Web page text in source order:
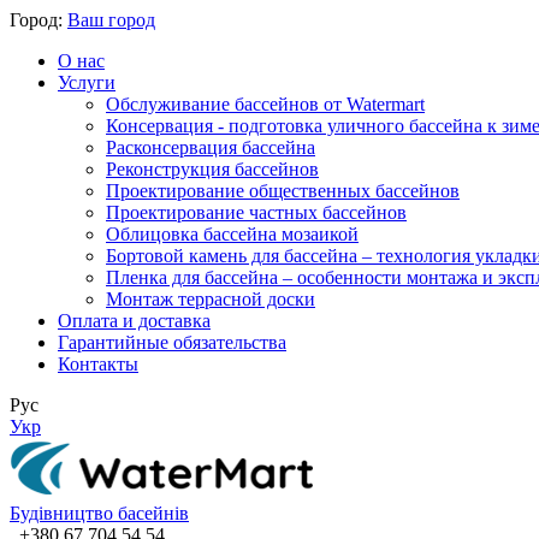
Город: Ваш город
О нас
Услуги
Обслуживание бассейнов от Watermart
Консервация - подготовка уличного бассейна к зиме
Расконсервация бассейна
Реконструкция бассейнов
Проектирование общественных бассейнов
Проектирование частных бассейнов
​Облицовка бассейна мозаикой
Бортовой камень для бассейна – технология
Пленка для бассейна – особенности монтажа и
Монтаж террасной доски
Оплата и доставка
Гарантийные обязательства
Контакты
Рус
Укр
Будівництво басейнів
+380 67 704 54 54